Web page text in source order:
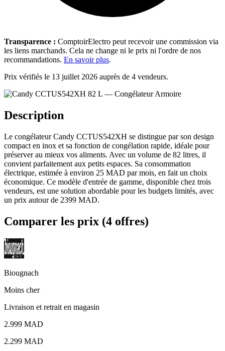
Transparence : ComptoirElectro peut recevoir une commission via
les liens marchands. Cela ne change ni le prix ni l'ordre de nos
recommandations. En savoir plus.
Prix vérifiés le 13 juillet 2026 auprès de 4 vendeurs.
Description
Le congélateur Candy CCTUS542XH se distingue par son design
compact en inox et sa fonction de congélation rapide, idéale pour
préserver au mieux vos aliments. Avec un volume de 82 litres, il
convient parfaitement aux petits espaces. Sa consommation
électrique, estimée à environ 25 MAD par mois, en fait un choix
économique. Ce modèle d'entrée de gamme, disponible chez trois
vendeurs, est une solution abordable pour les budgets limités, avec
un prix autour de 2399 MAD.
Comparer les prix (4 offres)
Biougnach
Moins cher
Livraison et retrait en magasin
2.999 MAD
2.299 MAD